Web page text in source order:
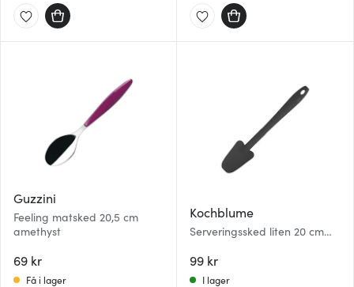
Guzzini
Feeling matsked 20,5 cm
amethyst
69 kr
Få i lager
Kochblume
Serveringssked liten 20 cm
99 kr
I lager